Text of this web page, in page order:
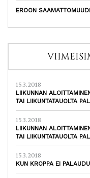
EROON
15.3.2018
LIIKUNNAN
TAI LIIKUNTATAUOLTA
15.3.2018
LIIKUNNAN
TAI LIIKUNTATAUOLTA
15.3.2018
KUN KROPPA EI PALAUDU